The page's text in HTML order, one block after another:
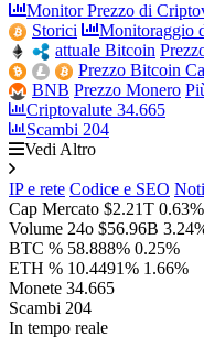
Monitor Prezzo di
Storici
Monitoraggio
attuale Bitcoin
Prezzo Bitcoin
BNB Prezzo Monero
Criptovalute 34.665
Scambi 204
Vedi Altro
IP e rete Codice e SEO
Cap Mercato $2.21T 0.63%
Volume 24o $56.96B
BTC % 58.888% 0.25%
ETH % 10.4491% 1.66%
Monete 34.665
Scambi 204
In tempo reale